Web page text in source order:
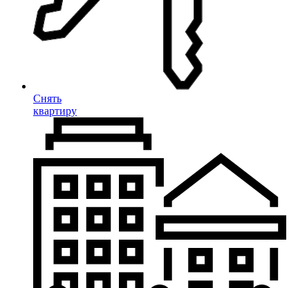
Снять
квартиру